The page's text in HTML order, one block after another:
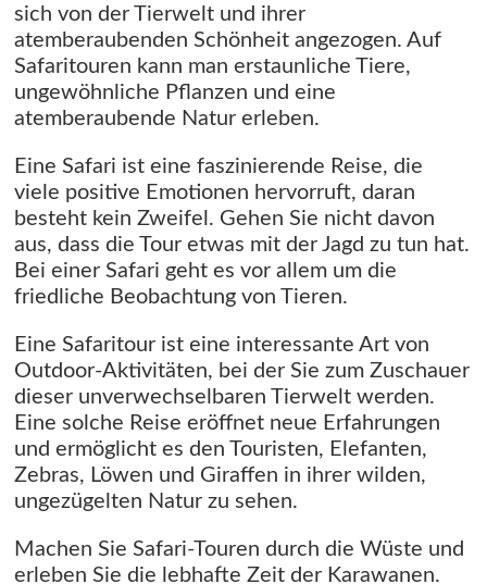
sich von der Tierwelt und ihrer
atemberaubenden Schönheit angezogen. Auf
Safaritouren kann man erstaunliche Tiere,
ungewöhnliche Pflanzen und eine
atemberaubende Natur erleben.
Eine Safari ist eine faszinierende Reise, die
viele positive Emotionen hervorruft, daran
besteht kein Zweifel. Gehen Sie nicht davon
aus, dass die Tour etwas mit der Jagd zu tun hat.
Bei einer Safari geht es vor allem um die
friedliche Beobachtung von Tieren.
Eine Safaritour ist eine interessante Art von
Outdoor-Aktivitäten, bei der Sie zum Zuschauer
dieser unverwechselbaren Tierwelt werden.
Eine solche Reise eröffnet neue Erfahrungen
und ermöglicht es den Touristen, Elefanten,
Zebras, Löwen und Giraffen in ihrer wilden,
ungezügelten Natur zu sehen.
Machen Sie Safari-Touren durch die Wüste und
erleben Sie die lebhafte Zeit der Karawanen.